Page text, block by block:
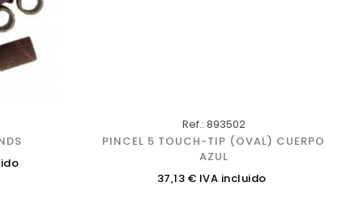
Ref.: 893502
PINCEL 5 TOUCH-TIP (OVAL) CUERPO
AZUL
Precio
37,13 € IVA incluido